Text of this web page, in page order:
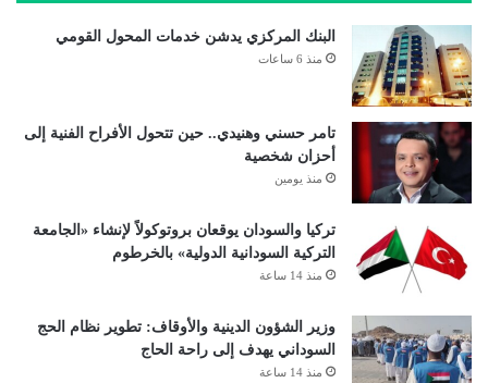
البنك المركزي يدشن خدمات المحول القومي
منذ 6 ساعات
تامر حسني وهنيدي.. حين تتحول الأفراح الفنية إلى
أحزان شخصية
منذ يومين
تركيا والسودان يوقعان بروتوكولاً لإنشاء «الجامعة
التركية السودانية الدولية» بالخرطوم
منذ 14 ساعة
وزير الشؤون الدينية والأوقاف: تطوير نظام الحج
السوداني يهدف إلى راحة الحاج
منذ 14 ساعة